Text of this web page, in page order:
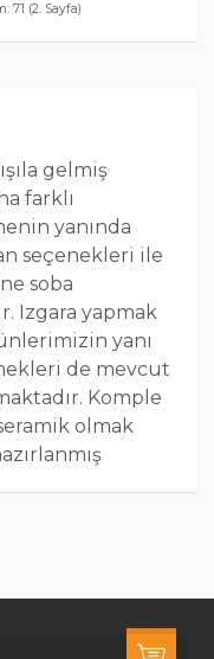
71 (2. Sayfa)
gelmiş
farklı
yanında
seçenekleri ile
soba
Izgara yapmak
yanı
de mevcut
Komple
olmak
ve hobi